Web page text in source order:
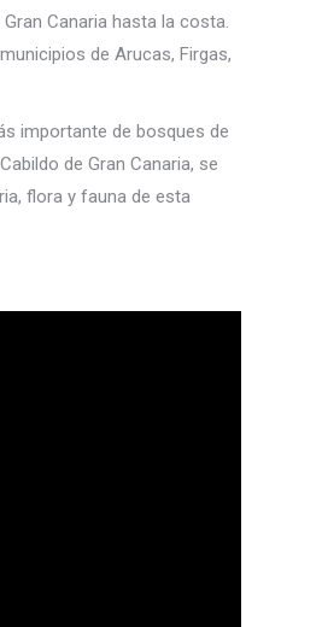
Canaria hasta la costa.
de Arucas, Firgas,
importante de bosques de
de Gran Canaria, se
flora y fauna de esta